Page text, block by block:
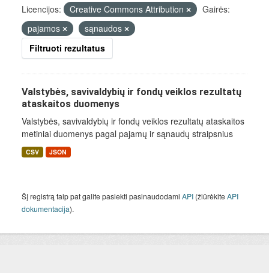
Licencijos:
Creative Commons Attribution
Gairės:
pajamos
sąnaudos
Filtruoti rezultatus
Valstybės, savivaldybių ir fondų veiklos rezultatų
ataskaitos duomenys
Valstybės, savivaldybių ir fondų veiklos rezultatų ataskaitos
metiniai duomenys pagal pajamų ir sąnaudų straipsnius
CSV JSON
Šį registrą taip pat galite pasiekti pasinaudodami API (žiūrėkiteAPI
dokumentacija).